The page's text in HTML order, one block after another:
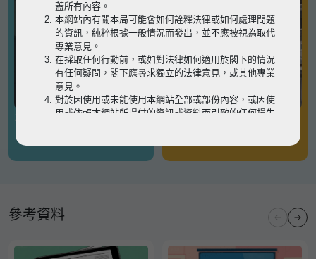
有關凶宅
參考資料
蓋所有內容。
本網站內有關本局可能會如何詮釋法律或如何處理問題
的資訊，純粹根據一般情況而發出，並不應被視為取代
專業意見。
在採取任何行動前，或如對法律如何適用於閣下的情況
有任何疑問，閣下應尋求獨立的法律意見，或其他專業
意見。
對於因使用或未能使用本網站全部或部份內容，或因使
用或依賴本網站所提供的資訊或資料而引致的任何損失
瀏覽以細閱本網站使用條款的完整版本。如有任